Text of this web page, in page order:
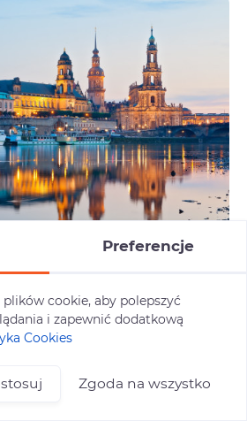
Saksońska
Saksonii
(2 dni)
oferty
Preferencje
cookie, aby polepszyć
i zapewnić dodatkową
Cookies
Zgoda na wszystko